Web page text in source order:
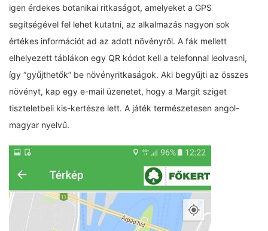
igen érdekes botanikai ritkaságot, amelyeket a GPS
segítségével fel lehet kutatni, az alkalmazás nagyon sok
értékes információt ad az adott növényről. A fák mellett
elhelyezett táblákon egy QR kódot kell a telefonnal leolvasni,
így “gyűjthetők” be növényritkaságok. Aki begyűjti az összes
növényt, kap egy e-mail üzenetet, hogy a Margit sziget
tiszteletbeli kis-kertésze lett. A játék természetesen angol-
magyar nyelvű.